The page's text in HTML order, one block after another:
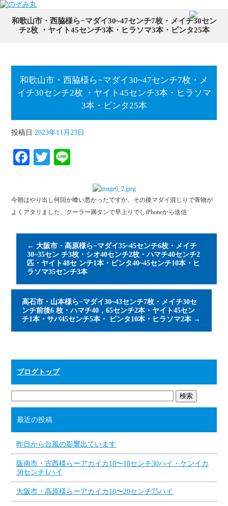
和歌山市・西脇様ら−マダイ30~47センチ7枚・メイチ30セン
チ2枚 ・ヤイト45センチ3本・ヒラソマ3本・ビンタ25本
和歌山市・西脇様ら−マダイ30~47センチ7枚・メ
イチ30センチ2枚 ・ヤイト45センチ3本・ヒラソマ
3本・ビンタ25本
投稿日 2023年11月23日
Fa
ok
T
r
今朝はやり出し何回か喰い悪かったですが、その後マダイ混じりで青物が
よくアタリました。クーラー満タンで早上りでしiPhoneから送信
← 大阪市・高原様ら−マダイ35~45センチ6枚・メイチ
30~35セン チ3枚・シオ40センチ2枚・ハマチ40センチ2
匹・ヤイト48セ ンチ1本・ビンタ40~45センチ10本・ヒ
ラソマ35センチ3本
高石市・山本様ら−マダイ30~43センチ7枚・メイチ30セ
ンチ前後6 枚・ハマチ40，65センチ2本・ヤイト45セン
チ1本・サバ45センチ5本・ ビンタ10本・ヒラソマ2本 →
ブログトップ
最近の投稿
昨日から台風の影響出ています
阪南市・古西様らーアカイカ10〜18センチ30ハイ・ケンイカ
30センチ1ハイ
大阪市・高原様らーアカイカ10〜20センチ75ハイ